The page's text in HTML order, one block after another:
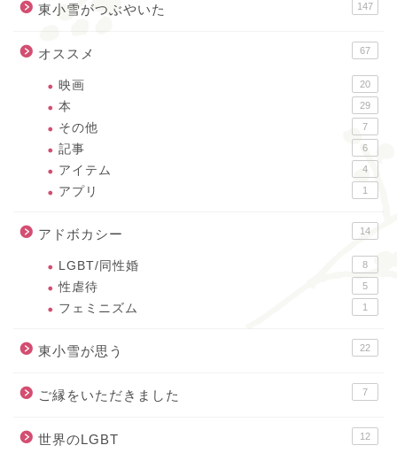
東小雪がつぶやいた 147
オススメ 67
映画 20
本 29
その他 7
記事 6
アイテム 4
アプリ 1
アドボカシー 14
LGBT/同性婚 8
性虐待 5
フェミニズム 1
東小雪が思う 22
ご縁をいただきました 7
世界のLGBT 12